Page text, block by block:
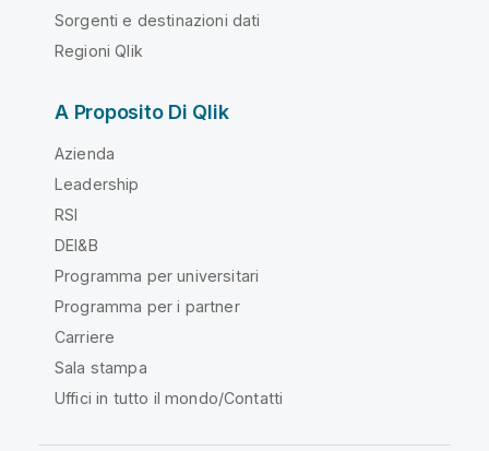
Sorgenti e destinazioni dati
Regioni Qlik
A Proposito Di Qlik
Azienda
Leadership
RSI
DEI&B
Programma per universitari
Programma per i partner
Carriere
Sala stampa
Uffici in tutto il mondo/Contatti